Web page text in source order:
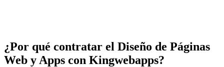
¿Por qué contratar el Diseño de Páginas
Web y Apps con Kingwebapps?